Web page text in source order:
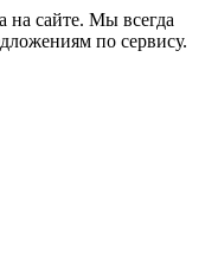
на сайте. Мы всегда
по сервису.